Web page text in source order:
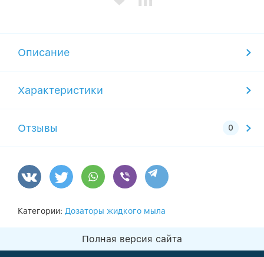
Описание
Характеристики
Отзывы
Категории: Дозаторы жидкого мыла
Полная версия сайта